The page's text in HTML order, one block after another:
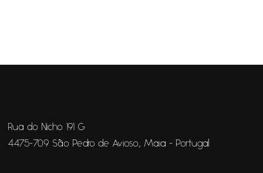
Rua do Nicho 191 G
4475-709 São Pedro de Avioso, Maia - Portugal